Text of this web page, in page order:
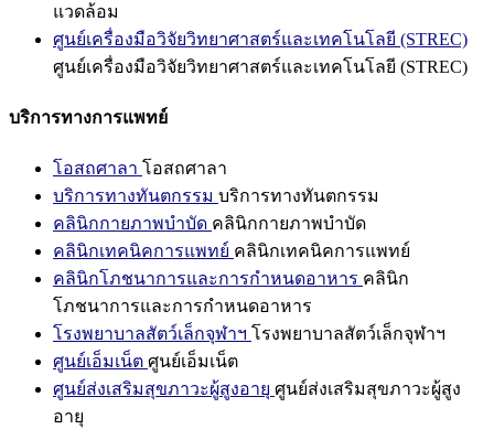
แวดล้อม
ศูนย์เครื่องมือวิจัยวิทยาศาสตร์และเทคโนโลยี (STREC)
ศูนย์เครื่องมือวิจัยวิทยาศาสตร์และเทคโนโลยี (STREC)
บริการทางการแพทย์
โอสถศาลา โอสถศาลา
บริการทางทันตกรรม บริการทางทันตกรรม
คลินิกกายภาพบำบัด คลินิกกายภาพบำบัด
คลินิกเทคนิคการแพทย์ คลินิกเทคนิคการแพทย์
คลินิกโภชนาการและการกำหนดอาหาร คลินิก
โภชนาการและการกำหนดอาหาร
โรงพยาบาลสัตว์เล็กจุฬาฯ โรงพยาบาลสัตว์เล็กจุฬาฯ
ศูนย์เอ็มเน็ต ศูนย์เอ็มเน็ต
ศูนย์ส่งเสริมสุขภาวะผู้สูงอายุ ศูนย์ส่งเสริมสุขภาวะผู้สูง
อายุ